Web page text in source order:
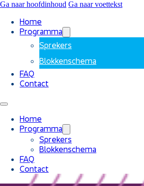
Ga naar hoofdinhoud Ga naar voettekst
Home
Programma
Sprekers
Blokkenschema
FAQ
Contact
Home
Programma
Sprekers
Blokkenschema
FAQ
Contact